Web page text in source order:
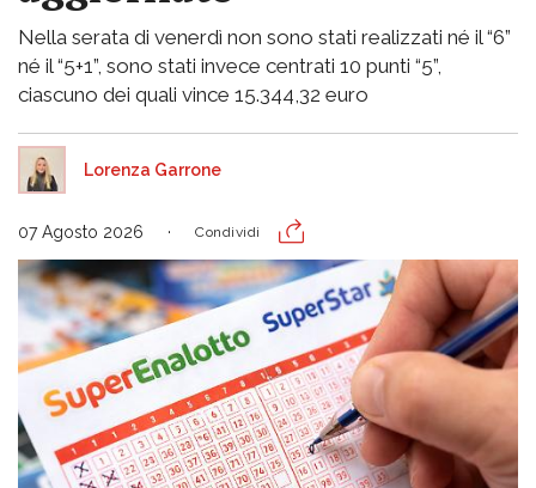
Nella serata di venerdì non sono stati realizzati né il “6”
né il “5+1”, sono stati invece centrati 10 punti “5”,
ciascuno dei quali vince 15.344,32 euro
Lorenza Garrone
07 Agosto 2026 Condividi